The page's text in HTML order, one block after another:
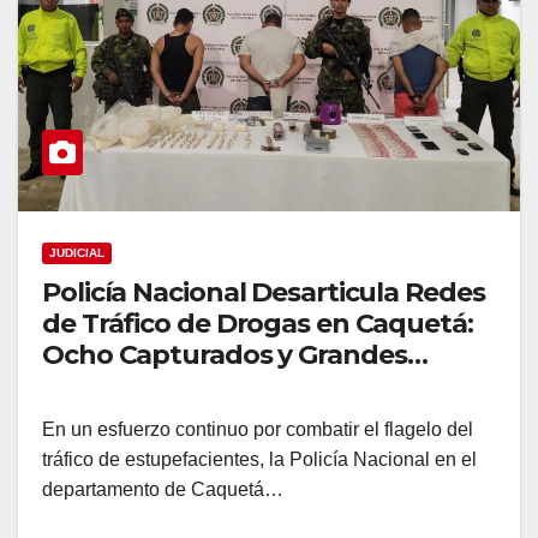
JUDICIAL
Policía Nacional Desarticula Redes
de Tráfico de Drogas en Caquetá:
Ocho Capturados y Grandes
Incautados
En un esfuerzo continuo por combatir el flagelo del
tráfico de estupefacientes, la Policía Nacional en el
departamento de Caquetá…